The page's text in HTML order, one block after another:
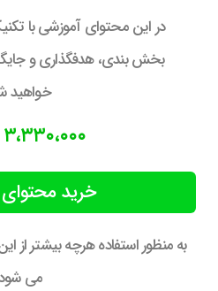
در این محتوای آموزشی با
بخش بندی، هدفگذاری و جایگاه
خواهید
۳،۳۳۰،۰۰۰ تومان
خرید
به منظور استفاده هرچه بیشتر از
می